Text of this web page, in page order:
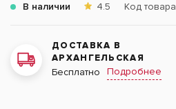
В наличии 4.5 Код товара
ДОСТАВКА В
АРХАНГЕЛЬСКАЯ
Бесплатно
Подробнее